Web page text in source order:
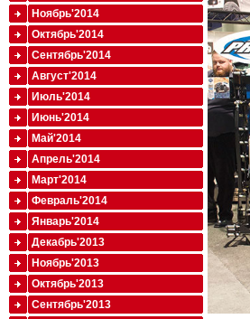
Ноябрь'2014
Октябрь'2014
Сентябрь'2014
Август'2014
Июль'2014
Июнь'2014
Май'2014
Апрель'2014
Март'2014
Февраль'2014
Январь'2014
Декабрь'2013
Ноябрь'2013
Октябрь'2013
Сентябрь'2013